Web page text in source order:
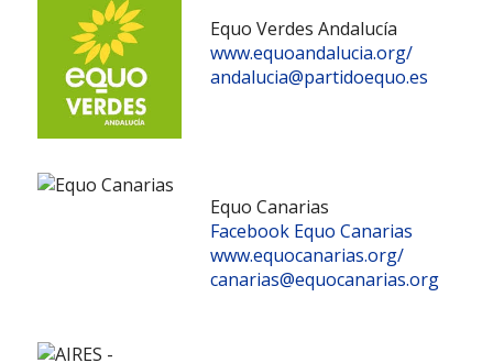
Equo Verdes Andalucía
www.equoandalucia.org/
andalucia@partidoequo.es
Equo Canarias
Facebook Equo Canarias
www.equocanarias.org/
canarias@equocanarias.org